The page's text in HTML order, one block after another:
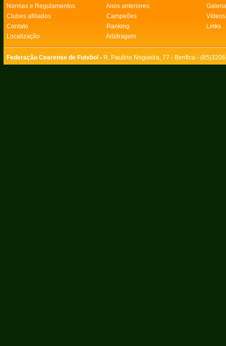
Normas e Regulamentos
Anos anteriores
Clubes afiliados
Campeões
Vídeos
Contato
Ranking
Links
Localização
Arbitragem
Federação Cearense de Futebol - R. Paulino Nogueira, 77 - Benfica -